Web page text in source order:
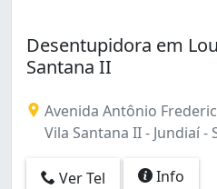
Desentupidora em
Santana II
Avenida Antônio
Vila Santana II - Jundiaí -
Ver Tel Info